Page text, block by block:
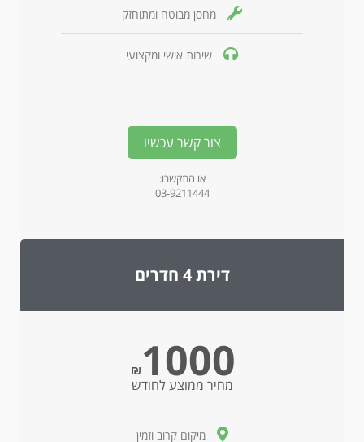
מחסן מבוטח ומתוחזק
שירות אישי ומקצועי
צור קשר עכשיו
או התקשרו:
03-9211444
דירת 4 חדרים
₪ 1000
מחיר ממוצע לחודש
מיקום קרוב וזמין